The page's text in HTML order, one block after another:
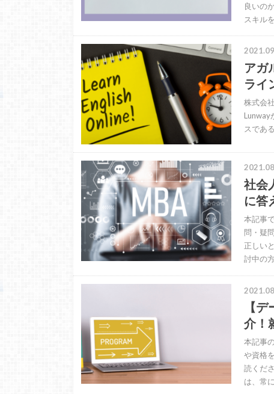
良いの
スキル
アガ
ライ
株式会
Lunway
スであ
社会
に答
本記事
問・疑
正しい
討中の
【
介！
本記事
や資格
読くだ
は、常